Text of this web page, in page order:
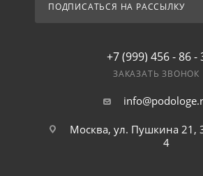
ПОДПИСАТЬСЯ НА РАССЫЛКУ
+7 (999) 456 - 86 -
ЗАКАЗАТЬ ЗВОНОК
Москва, ул. Пушкина 21,
4